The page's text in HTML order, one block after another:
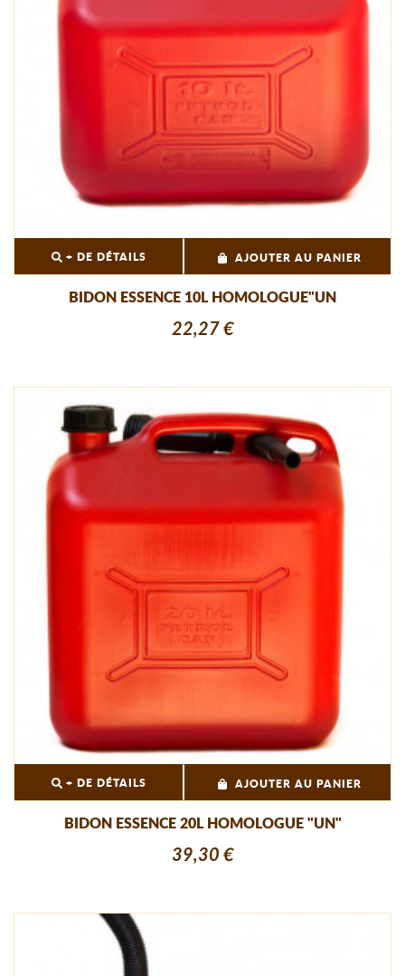
+ DE DÉTAILS AJOUTER AU PANIER
BIDON ESSENCE 10L HOMOLOGUE"UN
22,27 €
+ DE DÉTAILS AJOUTER AU PANIER
BIDON ESSENCE 20L HOMOLOGUE "UN"
39,30 €